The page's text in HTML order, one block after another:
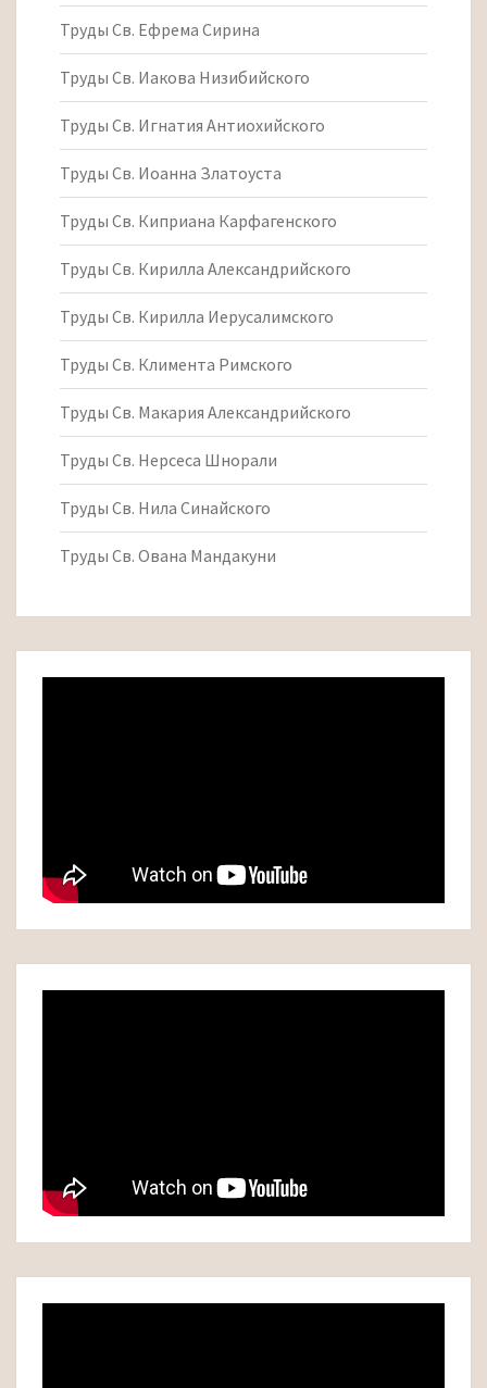
Труды Св. Ефрема Сирина
Труды Св. Иакова Низибийского
Труды Св. Игнатия Антиохийского
Труды Св. Иоанна Златоуста
Труды Св. Киприана Карфагенского
Труды Св. Кирилла Александрийского
Труды Св. Кирилла Иерусалимского
Труды Св. Климента Римского
Труды Св. Макария Александрийского
Труды Св. Нерсеса Шнорали
Труды Св. Нила Синайского
Труды Св. Ована Мандакуни